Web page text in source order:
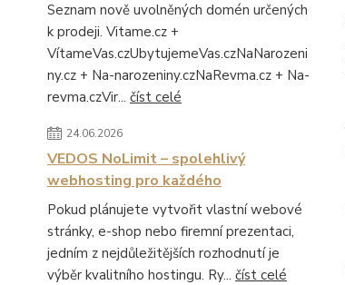
Seznam nově uvolněných domén určených
k prodeji. Vitame.cz +
VítameVas.czUbytujemeVas.czNaNarozeni
ny.cz + Na-narozeniny.czNaRevma.cz + Na-
revma.czVir... číst celé
24.06.2026
VEDOS NoLimit – spolehlivý
webhosting pro každého
Pokud plánujete vytvořit vlastní webové
stránky, e-shop nebo firemní prezentaci,
jedním z nejdůležitějších rozhodnutí je
výběr kvalitního hostingu. Ry... číst celé